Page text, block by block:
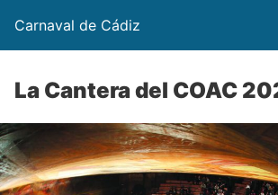
Carnaval de Cádiz
La Cantera del COAC